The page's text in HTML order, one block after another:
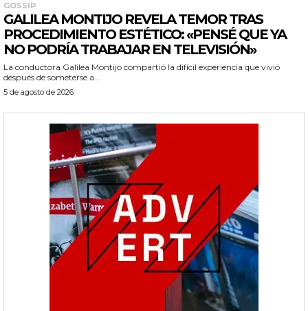
GOSSIP
GALILEA MONTIJO REVELA TEMOR TRAS
PROCEDIMIENTO ESTÉTICO: «PENSÉ QUE YA
NO PODRÍA TRABAJAR EN TELEVISIÓN»
La conductora Galilea Montijo compartió la difícil experiencia que vivió
después de someterse a...
5 de agosto de 2026